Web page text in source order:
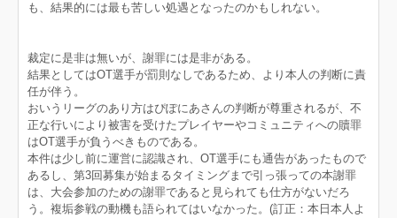
も、結果的には最も苦しい処遇となったのかもしれない。
裁定に是非は無いが、謝罪には是非がある。
結果としてはOT選手が罰則なしであるため、より本人の判断に責
任が伴う。
おいうリーグのあり方はぴぽにあさんの判断が尊重されるが、不
正な行いにより被害を受けたプレイヤーやコミュニティへの贖罪
はOT選手が負うべきものである。
本件は少し前に運営に認識され、OT選手にも通告があったもので
あるし、第3回募集が始まるタイミングまで引っ張っての本謝罪
は、大会参加のための謝罪であると見られても仕方がないだろ
う。複垢参戦の動機も語られてはいなかった。(訂正：本日本人よ